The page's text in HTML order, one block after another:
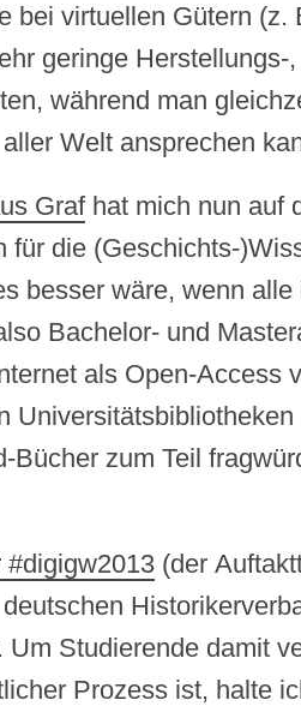
bei virtuellen Gütern (z.
geringe Herstellungs-
während man
Welt ansprechen
Grafhat mich nun auf
die (Geschichts-
besser wäre, wenn
Bachelor- und
als Open-Access
Universitätsbibliotheken
zum Teil
#digigw2013(der
Studierende damit
Prozess ist, halte